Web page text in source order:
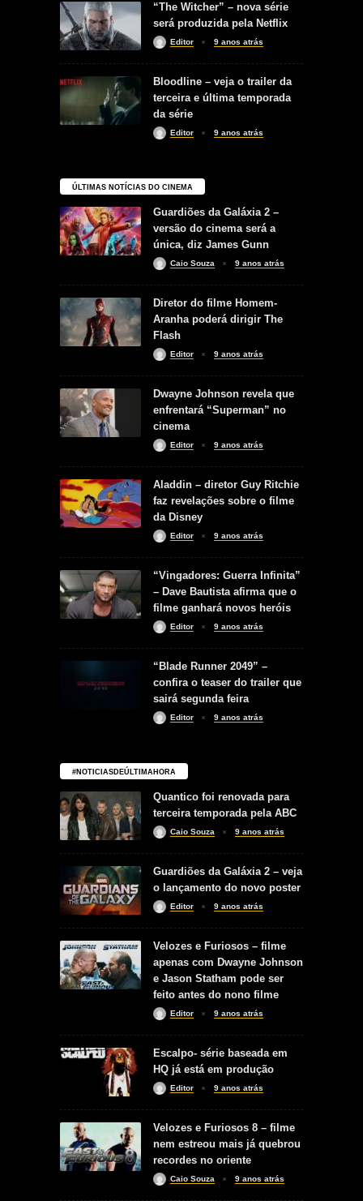
“The Witcher” – nova série
será produzida pela Netflix
Editor 9 anos atrás
Bloodline – veja o trailer da
terceira e última temporada
da série
Editor 9 anos atrás
ÚLTIMAS NOTÍCIAS DO CINEMA
Guardiões da Galáxia 2 –
versão do cinema será a
única, diz James Gunn
Caio Souza 9 anos atrás
Diretor do filme Homem-
Aranha poderá dirigir The
Flash
Editor 9 anos atrás
Dwayne Johnson revela que
enfrentará “Superman” no
cinema
Editor 9 anos atrás
Aladdin – diretor Guy Ritchie
faz revelações sobre o filme
da Disney
Editor 9 anos atrás
“Vingadores: Guerra Infinita”
– Dave Bautista afirma que o
filme ganhará novos heróis
Editor 9 anos atrás
“Blade Runner 2049” –
confira o teaser do trailer que
sairá segunda feira
Editor 9 anos atrás
#NOTICIASDEÚLTIMAHORA
Quantico foi renovada para
terceira temporada pela ABC
Caio Souza 9 anos atrás
Guardiões da Galáxia 2 – veja
o lançamento do novo poster
Editor 9 anos atrás
Velozes e Furiosos – filme
apenas com Dwayne Johnson
e Jason Statham pode ser
feito antes do nono filme
Editor 9 anos atrás
Escalpo- série baseada em
HQ já está em produção
Editor 9 anos atrás
Velozes e Furiosos 8 – filme
nem estreou mais já quebrou
recordes no oriente
Caio Souza 9 anos atrás